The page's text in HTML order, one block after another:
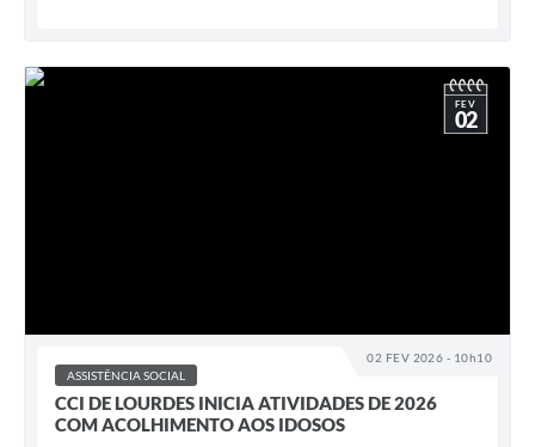
02 FEV 2026 - 10h10
FEV
02
ASSISTÊNCIA SOCIAL
CCI DE LOURDES INICIA ATIVIDADES DE 2026
COM ACOLHIMENTO AOS IDOSOS